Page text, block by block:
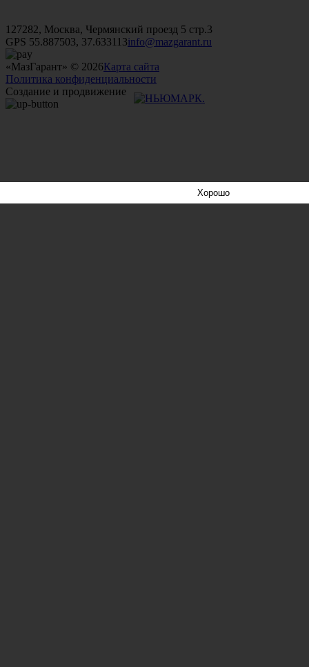
127282, Москва, Чермянский проезд 5 стр.3
GPS 55.887503, 37.633113info@mazgarant.ru
«МазГарант» © 2026Карта сайта
Политика конфиденциальности
Создание и продвижение
Хорошо